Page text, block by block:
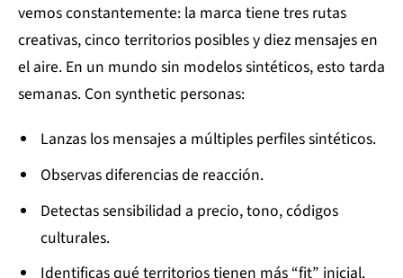
vemos constantemente: la marca tiene tres rutas
creativas, cinco territorios posibles y diez mensajes en
el aire. En un mundo sin modelos sintéticos, esto tarda
semanas. Con synthetic personas:
Lanzas los mensajes a múltiples perfiles sintéticos.
Observas diferencias de reacción.
Detectas sensibilidad a precio, tono, códigos
culturales.
Identificas qué territorios tienen más “fit” inicial.